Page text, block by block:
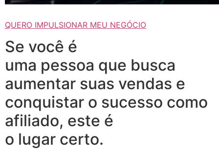
QUERO IMPULSIONAR MEU NEGÓCIO
Se você é
uma pessoa que busca
aumentar suas vendas e
conquistar o sucesso como
afiliado, este é
o lugar certo.